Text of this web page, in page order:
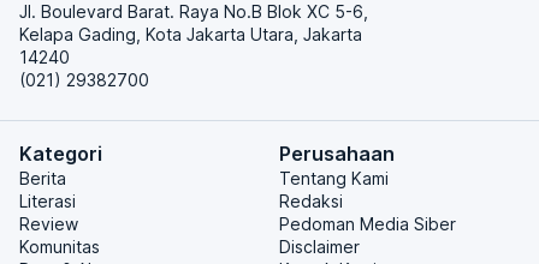
Jl. Boulevard Barat. Raya No.B Blok XC 5-6,
Kelapa Gading, Kota Jakarta Utara, Jakarta
14240
(021) 29382700
Kategori
Berita
Literasi
Review
Komunitas
Perusahaan
Tentang Kami
Redaksi
Pedoman Media Siber
Disclaimer